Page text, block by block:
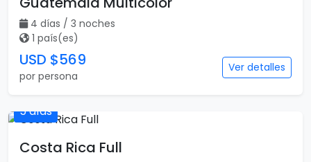
4 días
Guatemala Multicolor
4 días / 3 noches